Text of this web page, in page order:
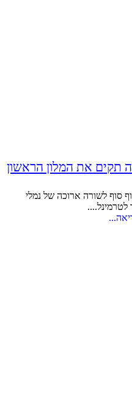
תקים את המלון הראשון
סוף לשורה ארוכה של נמלי
לטרמינל....